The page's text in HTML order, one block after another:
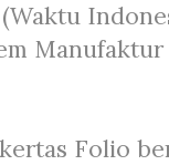
Manufaktur
Folio